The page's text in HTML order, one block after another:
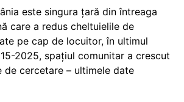
este singura țară din întreaga
care a redus cheltuielile de
pe cap de locuitor, în ultimul
2025, spațiul comunitar a crescut
de cercetare – ultimele date